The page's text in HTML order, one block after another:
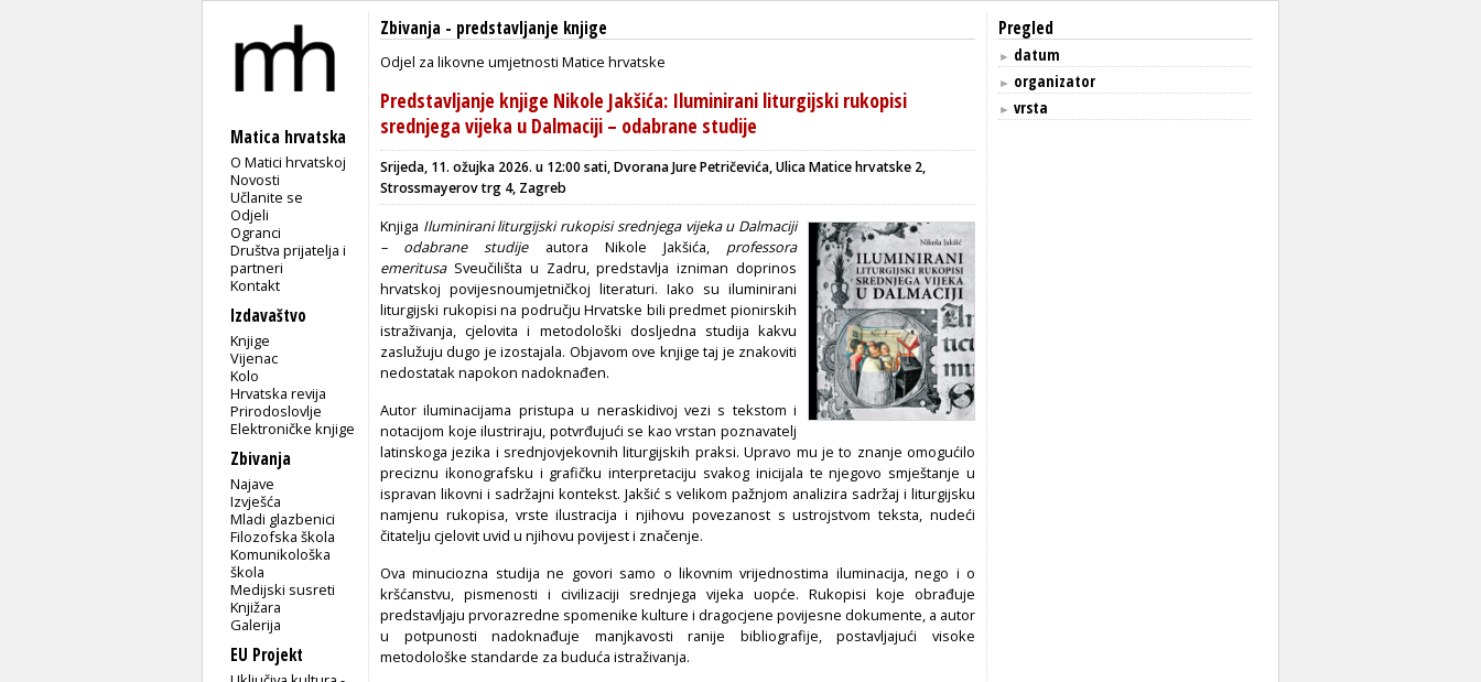
Matica hrvatska
O Matici hrvatskoj
Novosti
Učlanite se
Odjeli
Ogranci
Društva prijatelja i
partneri
Kontakt
Izdavaštvo
Knjige
Vijenac
Kolo
Hrvatska revija
Prirodoslovlje
Elektroničke knjige
Zbivanja
Najave
Izvješća
Mladi glazbenici
Filozofska škola
Komunikološka
škola
Medijski susreti
Knjižara
Galerija
EU Projekt
Zbivanja - predstavljanje knjige
Odjel za likovne umjetnosti Matice hrvatske
Predstavljanje knjige Nikole Jakšića: Iluminirani liturgijski rukopisi
srednjega vijeka u Dalmaciji – odabrane studije
Srijeda, 11. ožujka 2026. u 12:00 sati, Dvorana Jure Petričevića, Ulica Matice hrvatske 2,
Strossmayerov trg 4, Zagreb
Knjiga Iluminirani liturgijski rukopisi srednjega vijeka u Dalmaciji
– odabrane studijeautora Nikole Jakšića, professora
emeritusa Sveučilišta u Zadru, predstavlja izniman doprinos
hrvatskoj povijesnoumjetničkoj literaturi. Iako su iluminirani
liturgijski rukopisi na području Hrvatske bili predmet pionirskih
istraživanja, cjelovita i metodološki dosljedna studija kakvu
zaslužuju dugo je izostajala. Objavom ove knjige taj je znakoviti
nedostatak napokon nadoknađen.
Autor iluminacijama pristupa u neraskidivoj vezi s tekstom i
notacijom koje ilustriraju, potvrđujući se kao vrstan poznavatelj
latinskoga jezika i srednjovjekovnih liturgijskih praksi. Upravo mu je to znanje omogućilo
preciznu ikonografsku i grafičku interpretaciju svakog inicijala te njegovo smještanje u
ispravan likovni i sadržajni kontekst. Jakšić s velikom pažnjom analizira sadržaj i liturgijsku
namjenu rukopisa, vrste ilustracija i njihovu povezanost s ustrojstvom teksta, nudeći
čitatelju cjelovit uvid u njihovu povijest i značenje.
Ova minuciozna studija ne govori samo o likovnim vrijednostima iluminacija, nego i o
kršćanstvu, pismenosti i civilizaciji srednjega vijeka uopće. Rukopisi koje obrađuje
predstavljaju prvorazredne spomenike kulture i dragocjene povijesne dokumente, a autor
u potpunosti nadoknađuje manjkavosti ranije bibliografije, postavljajući visoke
metodološke standarde za buduća istraživanja.
Pregled
► datum
► organizator
► vrsta